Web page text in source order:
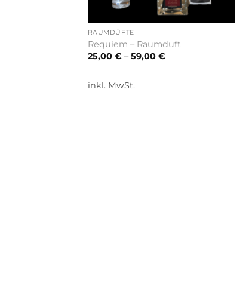
RAUMDÜFTE
Requiem – Raumduft
25,00 €– 59,00 €
inkl. MwSt.